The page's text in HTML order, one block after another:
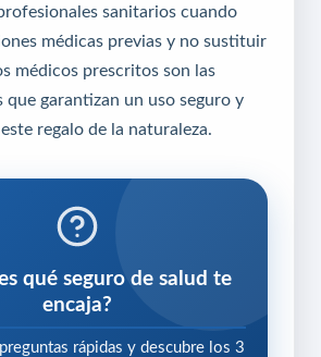
sanitarios cuando
médicas previas y no sustituir
médicos prescritos son las
que garantizan un uso seguro y
regalo de la naturaleza.
qué seguro de salud te
encaja?
rápidas y descubre los 3